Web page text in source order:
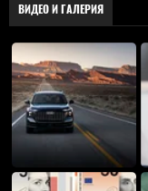
ВИДЕО И ГАЛЕРИЯ